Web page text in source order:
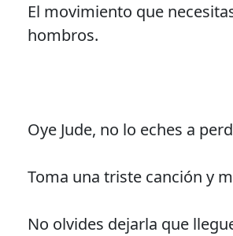
El movimiento que
hombros.
Oye Jude, no lo eches a
Toma una triste canción y
No olvides dejarla que